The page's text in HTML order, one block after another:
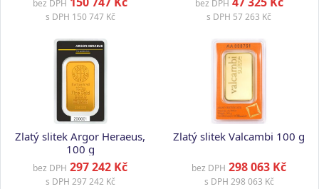
bez DPH
s DPH 150 747 Kč
bez DPH
s DPH 57 263 Kč
Zlatý slitek Argor Heraeus,
100 g
bez DPH 297 242 Kč
s DPH 297 242 Kč
Zlatý slitek Valcambi 100 g
bez DPH 298 063 Kč
s DPH 298 063 Kč